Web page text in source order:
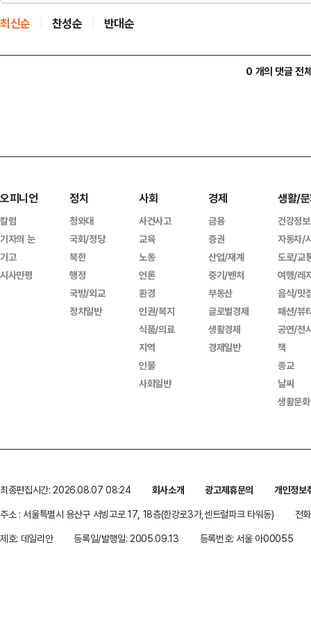
최신순 찬성순 반대순
0 개의 댓글 전
오피니언
칼럼
기자의 눈
기고
시사만평
정치
청와대
국회/정당
북한
행정
국방/외교
정치일반
사회
사건사고
교육
노동
언론
환경
인권/복지
식품/의료
지역
인물
사회일반
경제
금융
증권
산업/재계
중기/벤처
부동산
글로벌경제
생활경제
경제일반
생활/
건강정보
자동차/
도로/교
여행/레
음식/맛
패션/뷰
공연/전
책
종교
날씨
생활문
최종편집시간: 2026.08.07 08:24 회사소개 광고제휴문의
개인정보
주소 : 서울특별시 용산구 서빙고로 17, 18층(한강로3가,센트럴파크 타워동)
전
제호: 데일리안
등록일/발행일: 2005.09.13 등록번호: 서울 아00055